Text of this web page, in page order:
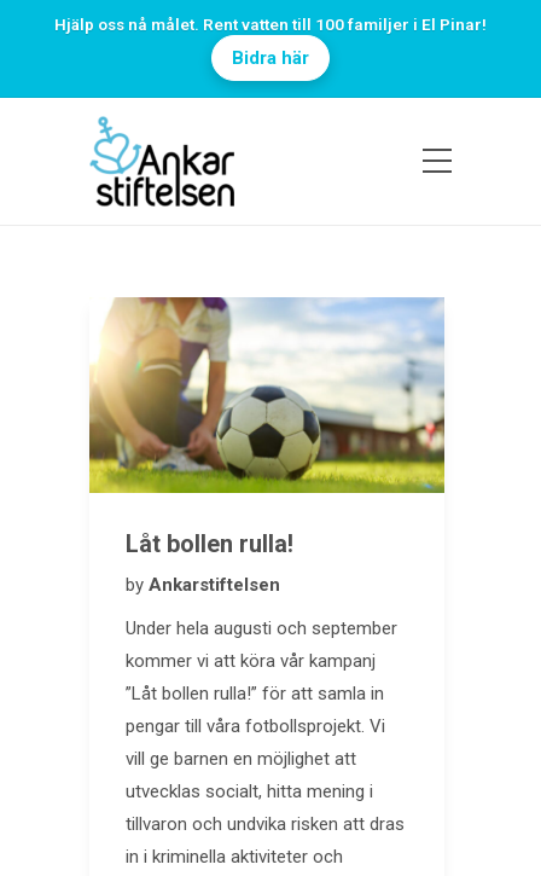
Hjälp oss nå målet. Rent vatten till 100 familjer i El Pinar!
Bidra här
Låt bollen rulla!
by Ankarstiftelsen
Under hela augusti och september
kommer vi att köra vår kampanj
”Låt bollen rulla!” för att samla in
pengar till våra fotbollsprojekt. Vi
vill ge barnen en möjlighet att
utvecklas socialt, hitta mening i
tillvaron och undvika risken att dras
in i kriminella aktiviteter och